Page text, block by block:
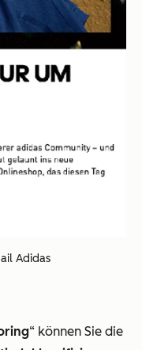
Adidas
“ können Sie die